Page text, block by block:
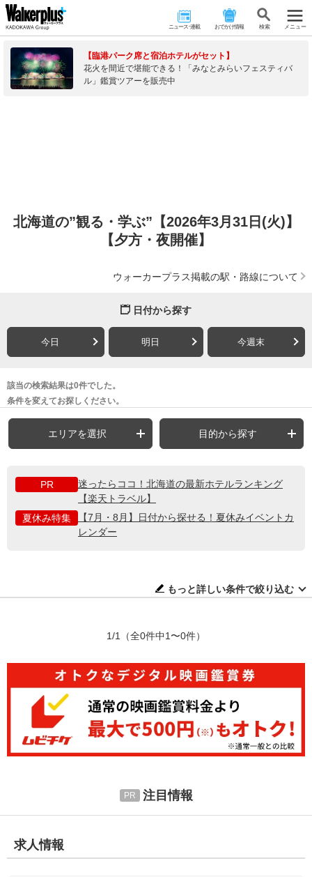
ニュース･連載 おでかけ情報 検 索 メニュー
【臨港パーク席と宿泊ホテルがセット】
花火を間近で堪能できる！「みなとみらいフェスティバ
ル」鑑賞ツアーを販売中
北海道の”観る・学ぶ”【2026年3月31日(火)】
【夕方・夜開催】
ウォーカープラス掲載の駅・路線について
日付から探す
今日 明日 今週末
該当の検索結果は0件でした。
条件を変えてお探しください。
エリアを選択 目的から探す
PR
迷ったらココ！北海道の最新ホテルランキング
【楽天トラベル】
夏休み特集
【7月・8月】日付から探せる！夏休みイベントカ
レンダー
もっと詳しい条件で絞り込む
1/1 （全0件中1〜0件）
注目情報
求人情報